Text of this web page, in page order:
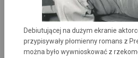
Debiutującej na dużym ekranie
przypisywały płomienny romans z
można było wywnioskować z